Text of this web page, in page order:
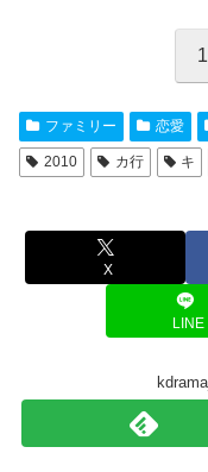
1
ファミリー 恋愛
2010 カ行 キ
X
LINE